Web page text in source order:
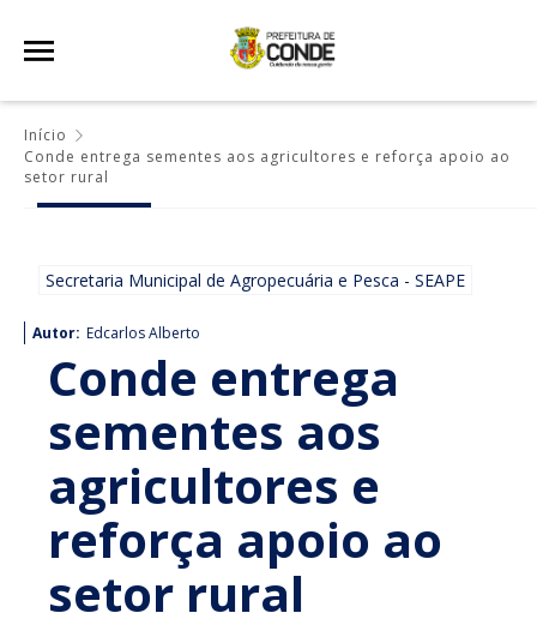
Início
Conde entrega sementes aos agricultores e reforça apoio ao
setor rural
Secretaria Municipal de Agropecuária e Pesca - SEAPE
Autor: Edcarlos Alberto
Conde entrega
sementes aos
agricultores e
reforça apoio ao
setor rural